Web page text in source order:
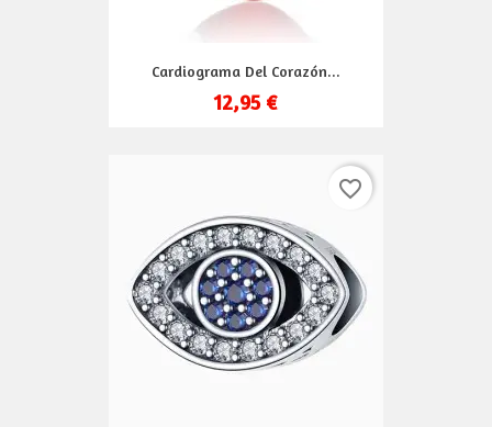
Cardiograma Del Corazón...
12,95 €
favorite_border